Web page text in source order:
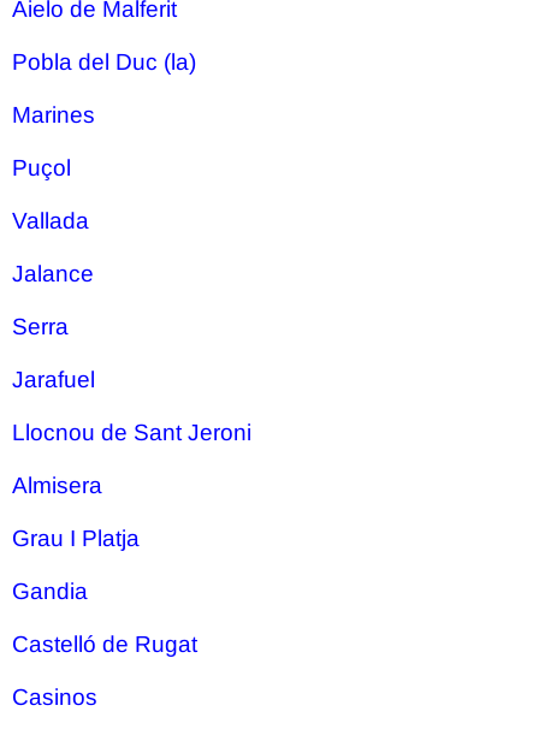
Aielo de Malferit
Pobla del Duc (la)
Marines
Puçol
Vallada
Jalance
Serra
Jarafuel
Llocnou de Sant Jeroni
Almisera
Grau I Platja
Gandia
Castelló de Rugat
Casinos